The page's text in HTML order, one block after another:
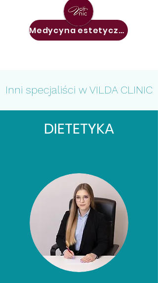
Medycyna estetyczna
Inni specjaliści w VILDA CLINIC
DIETETYKA